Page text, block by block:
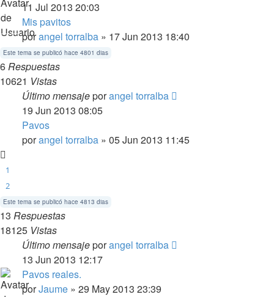
11 Jul 2013 20:03
Mis pavitos
porangel torralba » 17 Jun 2013 18:40
Este tema se publicó hace 4801 dias
6Respuestas
10621 Vistas
Último mensajeporangel torralba
19 Jun 2013 08:05
Pavos
porangel torralba » 05 Jun 2013 11:45
1
2
Este tema se publicó hace 4813 dias
13 Respuestas
18125 Vistas
Último mensajeporangel torralba
13 Jun 2013 12:17
Pavos reales.
porJaume » 29 May 2013 23:39